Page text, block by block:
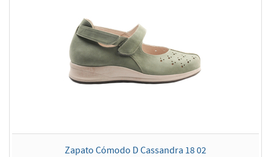
Zapato Cómodo D Cassandra 18 02